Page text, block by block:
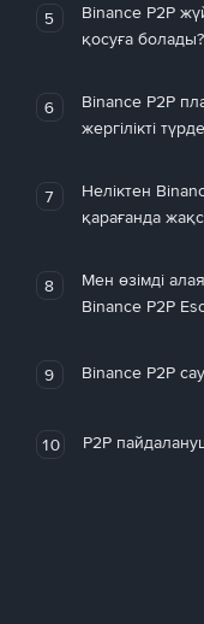
5
Binance P2P
қосуға болады?
6
Binance P2P
жергілікті
7
Неліктен
қарағанда
8
Мен өзімді
Binance P2P
9 Binance P2P
10 P2P